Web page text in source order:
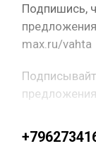
Подпишись,
max.ru/vahta